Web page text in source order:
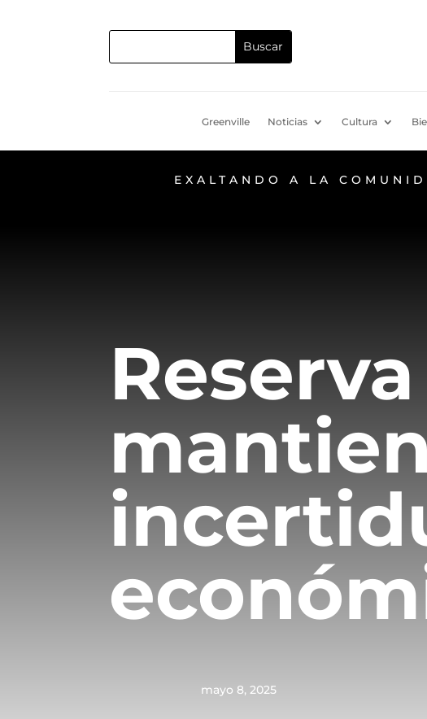
Greenville Noticias Cultura
EXALTANDO A LA
mayo 8, 2025